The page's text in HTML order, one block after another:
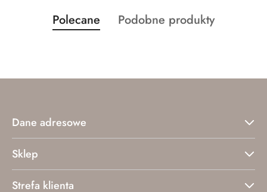
Pomiń karuzelę produktów
Produkty
o
Polecane
Produkty
Podobne produkty
Dane adresowe
Sklep
Strefa klienta